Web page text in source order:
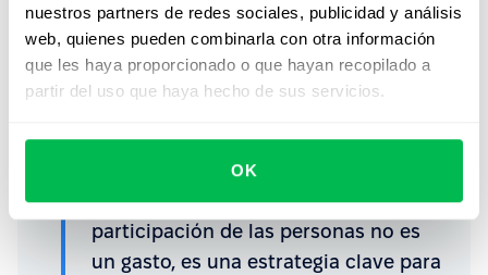
nuestros partners de redes sociales, publicidad y análisis
web, quienes pueden combinarla con otra información
que les haya proporcionado o que hayan recopilado a
partir del uso que haya hecho de sus servicios.
OK
Otra forma de mejorar el clima laboral es ofrecer
espacios donde tus colaboradores puedan expresar
opiniones, proponer soluciones y participar en
Invertir en el bienestar y la
participación de las personas no es
un gasto, es una estrategia clave para